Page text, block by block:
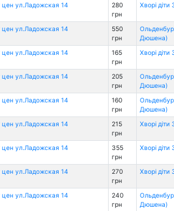
цен ул.Ладожская 14
280
грн
Хворі діти
цен ул.Ладожская 14
550
грн
Дюшена)
цен ул.Ладожская 14
165
грн
Хворі діти
цен ул.Ладожская 14
205
грн
Дюшена)
цен ул.Ладожская 14
160
грн
Дюшена)
цен ул.Ладожская 14
215
грн
Хворі діти
цен ул.Ладожская 14
355
грн
Хворі діти
цен ул.Ладожская 14
270
грн
Хворі діти
цен ул.Ладожская 14
240
грн
Дюшена)